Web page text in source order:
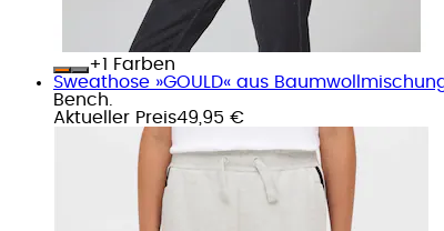
+
Farben
Sweathose »GOULD« aus
Bench.
Aktueller Preis49,95 €